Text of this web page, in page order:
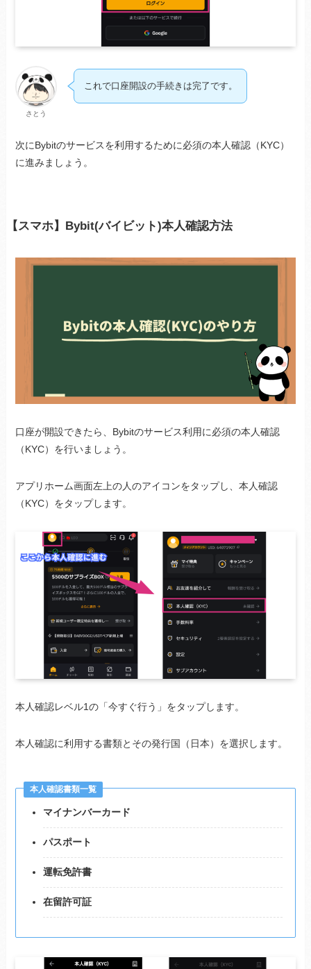
さとう
これで口座開設の手続きは完了です。
次にBybitのサービスを利用するために必須の本人確認（KYC）
に進みましょう。
【スマホ】Bybit(バイビット)本人確認方法
口座が開設できたら、Bybitのサービス利用に必須の本人確認
（KYC）を行いましょう。
アプリホーム画面左上の人のアイコンをタップし、本人確認
（KYC）をタップします。
本人確認レベル1の「今すぐ行う」をタップします。
本人確認に利用する書類とその発行国（日本）を選択します。
本人確認書類一覧
マイナンバーカード
パスポート
運転免許書
在留許可証